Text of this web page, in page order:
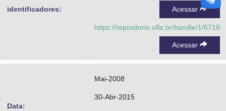
identificadores: Acessar
https://repositorio.ufla.br/handle/1/6718
Acessar
Data:
Mai-2008
30-Abr-2015